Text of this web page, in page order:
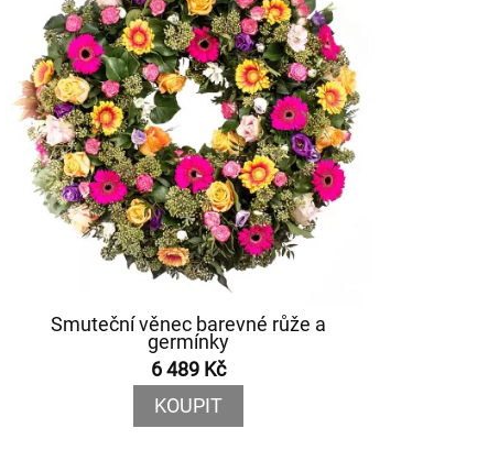
Smuteční věnec barevné růže a
germínky
6 489 Kč
KOUPIT